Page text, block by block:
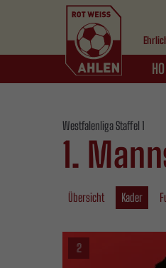
Westfalenliga Staffel 1
1.
Übersicht Kader
2